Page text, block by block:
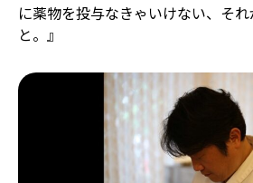
に薬物を投与なきゃいけない、そ
と。』